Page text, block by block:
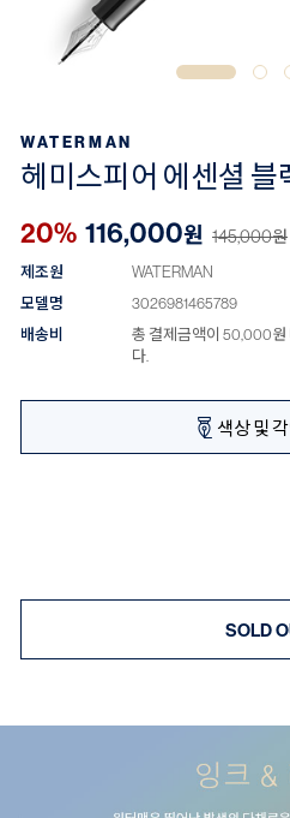
WATERMAN
헤미스피어 에센셜 블
20% 116,000원 145,000원
제조원
WATERMAN
모델명
3026981465789
배송비
총 결제금액이 50,000원
다.
색상 및
SOLD